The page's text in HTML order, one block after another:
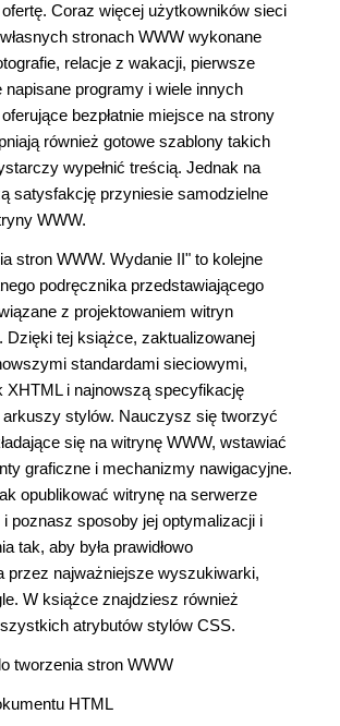
Coraz więcej użytkowników sieci
stronach WWW wykonane
relacje z wakacji, pierwsze
napisane programy i wiele innych
bezpłatnie miejsce na strony
również gotowe szablony takich
wypełnić treścią. Jednak na
satysfakcję przyniesie samodzielne
WWW.
stron WWW. Wydanie II" to kolejne
podręcznika przedstawiającego
z projektowaniem witryn
Dzięki tej książce, zaktualizowanej
standardami sieciowymi,
XHTML i najnowszą specyfikację
stylów. Nauczysz się tworzyć
się na witrynę WWW, wstawiać
graficzne i mechanizmy nawigacyjne.
opublikować witrynę na serwerze
i poznasz sposoby jej optymalizacji i
tak, aby była prawidłowo
przez najważniejsze wyszukiwarki,
W książce znajdziesz również
atrybutów stylów CSS.
tworzenia stron WWW
HTML